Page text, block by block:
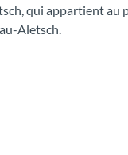
qui appartient au
Aletsch.